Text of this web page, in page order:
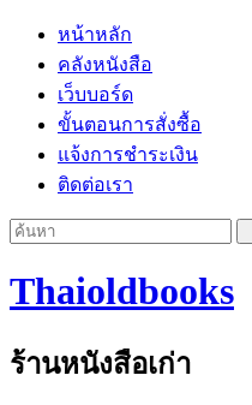
หน้าหลัก
คลังหนังสือ
เว็บบอร์ด
ขั้นตอนการสั่งซื้อ
แจ้งการชำระเงิน
ติดต่อเรา
Thaioldbooks
ร้านหนังสือเก่า